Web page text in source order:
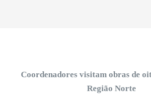
Coordenadores visitam obras de
Região Norte